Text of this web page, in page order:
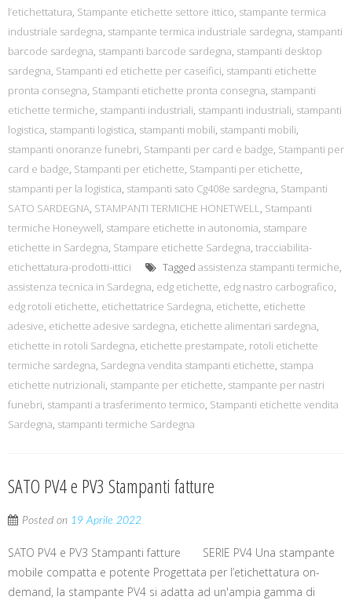
l’etichettatura, Stampante etichette settore ittico, stampante termica
industriale sardegna, stampante termica industriale sardegna, stampanti
barcode sardegna, stampanti barcode sardegna, stampanti desktop
sardegna, Stampanti ed etichette per caseifici, stampanti etichette
pronta consegna, Stampanti etichette pronta consegna, stampanti
etichette termiche, stampanti industriali, stampanti industriali, stampanti
logistica, stampanti logistica, stampanti mobili, stampanti mobili,
stampanti onoranze funebri, Stampanti per card e badge, Stampanti per
card e badge, Stampanti per etichette, Stampanti per etichette,
stampanti per la logistica, stampanti sato Cg408e sardegna, Stampanti
SATO SARDEGNA, STAMPANTI TERMICHE HONETWELL, Stampanti
termiche Honeywell, stampare etichette in autonomia, stampare
etichette in Sardegna, Stampare etichette Sardegna, tracciabilita-
etichettatura-prodotti-ittici
Tagged assistenza stampanti termiche,
assistenza tecnica in Sardegna, edg etichette, edg nastro carbografico,
edg rotoli etichette, etichettatrice Sardegna, etichette, etichette
adesive, etichette adesive sardegna, etichette alimentari sardegna,
etichette in rotoli Sardegna, etichette prestampate, rotoli etichette
termiche sardegna, Sardegna vendita stampanti etichette, stampa
etichette nutrizionali, stampante per etichette, stampante per nastri
funebri, stampanti a trasferimento termico, Stampanti etichette vendita
Sardegna, stampanti termiche Sardegna
SATO PV4 e PV3 Stampanti fatture
Posted on 19 Aprile 2022
SATO PV4 e PV3 Stampanti fatture SERIE PV4 Una stampante
mobile compatta e potente Progettata per l’etichettatura on-
demand, la stampante PV4 si adatta ad un'ampia gamma di